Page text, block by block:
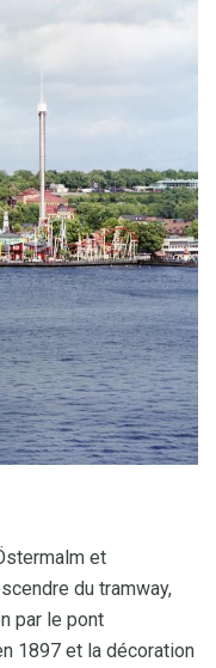
et
du tramway,
par le pont
1897 et la décoration